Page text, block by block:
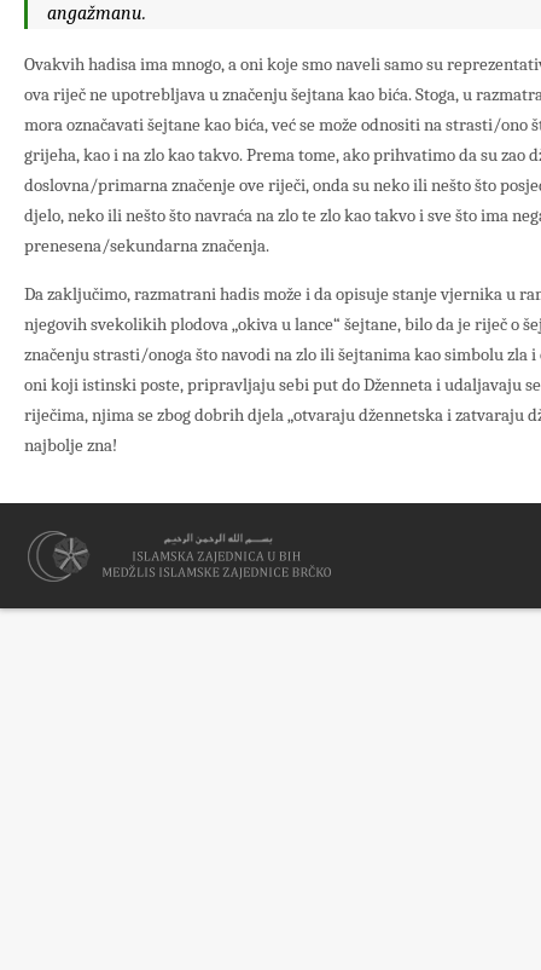
angažmanu.
Ovakvih hadisa ima mnogo, a oni koje smo naveli samo su
ova riječ ne upotrebljava u značenju šejtana kao bića. Stoga, u
mora označavati šejtane kao bića, već se može odnositi na strasti/ono
grijeha, kao i na zlo kao takvo. Prema tome, ako prihvatimo da su zao
doslovna/primarna značenje ove riječi, onda su neko ili nešto što
djelo, neko ili nešto što navraća na zlo te zlo kao takvo i sve što ima
prenesena/sekundarna značenja.
Da zaključimo, razmatrani hadis može i da opisuje stanje vjernika u
njegovih svekolikih plodova „okiva u lance“ šejtane, bilo da je riječ o
značenju strasti/onoga što navodi na zlo ili šejtanima kao simbolu zla i
oni koji istinski poste, pripravljaju sebi put do Dženneta i udaljavaju
riječima, njima se zbog dobrih djela „otvaraju džennetska i zatvaraju
najbolje zna!